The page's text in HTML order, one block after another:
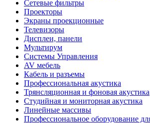
Сетевые фильтры
Проекторы
Экраны проекционные
Телевизоры
Дисплеи, панели
Мультирум
Системы Управления
AV мебель
Кабель и разъемы
Профессиональная акустика
Трянсляционная и фоновая акустика
Студийная и мониторная акустика
Линейные массивы
Профессиональное оборудование